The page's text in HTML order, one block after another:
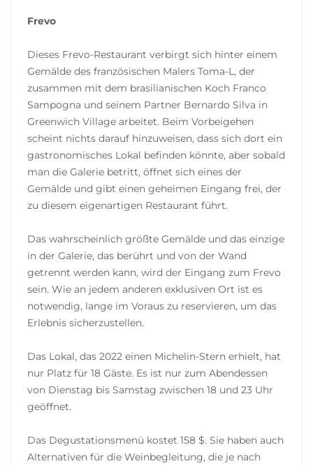
Frevo
Dieses Frevo-Restaurant verbirgt sich hinter einem
Gemälde des französischen Malers Toma-L, der
zusammen mit dem brasilianischen Koch Franco
Sampogna und seinem Partner Bernardo Silva in
Greenwich Village arbeitet. Beim Vorbeigehen
scheint nichts darauf hinzuweisen, dass sich dort ein
gastronomisches Lokal befinden könnte, aber sobald
man die Galerie betritt, öffnet sich eines der
Gemälde und gibt einen geheimen Eingang frei, der
zu diesem eigenartigen Restaurant führt.
Das wahrscheinlich größte Gemälde und das einzige
in der Galerie, das berührt und von der Wand
getrennt werden kann, wird der Eingang zum Frevo
sein. Wie an jedem anderen exklusiven Ort ist es
notwendig, lange im Voraus zu reservieren, um das
Erlebnis sicherzustellen.
Das Lokal, das 2022 einen Michelin-Stern erhielt, hat
nur Platz für 18 Gäste. Es ist nur zum Abendessen
von Dienstag bis Samstag zwischen 18 und 23 Uhr
geöffnet.
Das Degustationsmenü kostet 158 ​​$. Sie haben auch
Alternativen für die Weinbegleitung, die je nach